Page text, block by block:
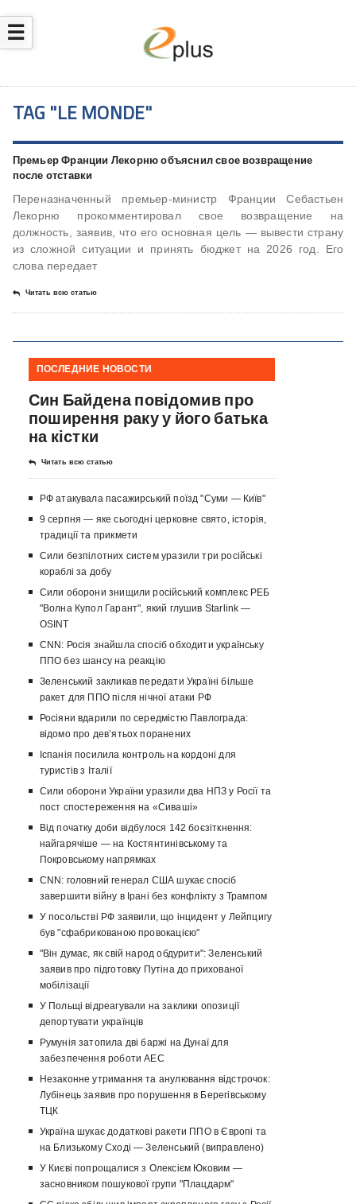
☰
TAG "LE MONDE"
Премьер Франции Лекорню объяснил свое возвращение
после отставки
Переназначенный премьер-министр Франции Себастьен
Лекорню прокомментировал свое возвращение на
должность, заявив, что его основная цель — вывести страну
из сложной ситуации и принять бюджет на 2026 год. Его
слова передает
Читать всю статью
ПОСЛЕДНИЕ НОВОСТИ
Син Байдена повідомив про
поширення раку у його батька
на кістки
Читать всю статью
РФ атакувала пасажирський поїзд "Суми — Київ"
9 серпня — яке сьогодні церковне свято, історія,
традиції та прикмети
Сили безпілотних систем уразили три російські
кораблі за добу
Сили оборони знищили російський комплекс РЕБ
"Волна Купол Гарант", який глушив Starlink —
OSINT
CNN: Росія знайшла спосіб обходити українську
ППО без шансу на реакцію
Зеленський закликав передати Україні більше
ракет для ППО після нічної атаки РФ
Росіяни вдарили по середмістю Павлограда:
відомо про девʼятьох поранених
Іспанія посилила контроль на кордоні для
туристів з Італії
Сили оборони України уразили два НПЗ у Росії та
пост спостереження на «Сиваші»
Від початку доби відбулося 142 боєзіткнення:
найгарячіше — на Костянтинівському та
Покровському напрямках
CNN: головний генерал США шукає спосіб
завершити війну в Ірані без конфлікту з Трампом
У посольстві РФ заявили, що інцидент у Лейпцигу
був "сфабрикованою провокацією"
"Він думає, як свій народ обдурити": Зеленський
заявив про підготовку Путіна до прихованої
мобілізації
У Польщі відреагували на заклики опозиції
депортувати українців
Румунія затопила дві баржі на Дунаї для
забезпечення роботи АЕС
Незаконне утримання та анулювання відстрочок:
Лубінець заявив про порушення в Берегівському
ТЦК
Україна шукає додаткові ракети ППО в Європі та
на Близькому Сході — Зеленський (виправлено)
У Києві попрощалися з Олексієм Юковим —
засновником пошукової групи "Плацдарм"